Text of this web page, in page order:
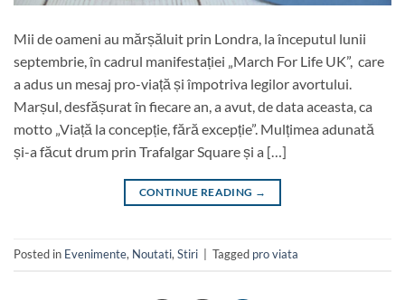
Mii de oameni au mărșăluit prin Londra, la începutul lunii
septembrie, în cadrul manifestației „March For Life UK”, care
a adus un mesaj pro-viață și împotriva legilor avortului.
Marșul, desfășurat în fiecare an, a avut, de data aceasta, ca
motto „Viață la concepție, fără excepție”. Mulțimea adunată
și-a făcut drum prin Trafalgar Square și a […]
CONTINUE READING →
Posted in Evenimente, Noutati, Stiri Tagged pro viata